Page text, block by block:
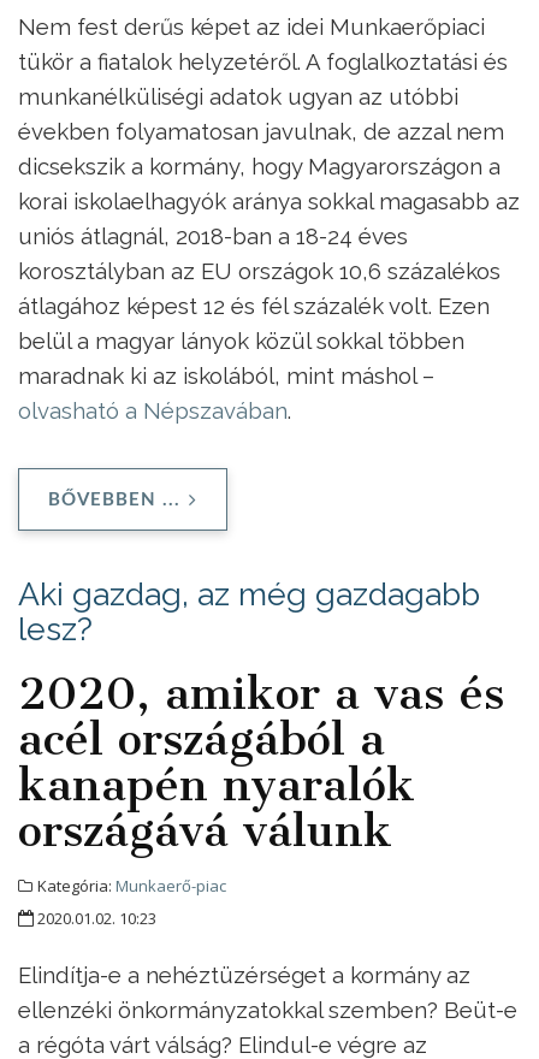
Nem fest derűs képet az idei Munkaerőpiaci
tükör a fiatalok helyzetéről. A foglalkoztatási és
munkanélküliségi adatok ugyan az utóbbi
években folyamatosan javulnak, de azzal nem
dicsekszik a kormány, hogy Magyarországon a
korai iskolaelhagyók aránya sokkal magasabb az
uniós átlagnál, 2018-ban a 18-24 éves
korosztályban az EU országok 10,6 százalékos
átlagához képest 12 és fél százalék volt. Ezen
belül a magyar lányok közül sokkal többen
maradnak ki az iskolából, mint máshol –
olvasható a Népszavában.
BŐVEBBEN ...
Aki gazdag, az még gazdagabb
lesz?
2020, amikor a vas és
acél országából a
kanapén nyaralók
országává válunk
Kategória: Munkaerő-piac
2020.01.02. 10:23
Elindítja-e a nehéztüzérséget a kormány az
ellenzéki önkormányzatokkal szemben? Beüt-e
a régóta várt válság? Elindul-e végre az